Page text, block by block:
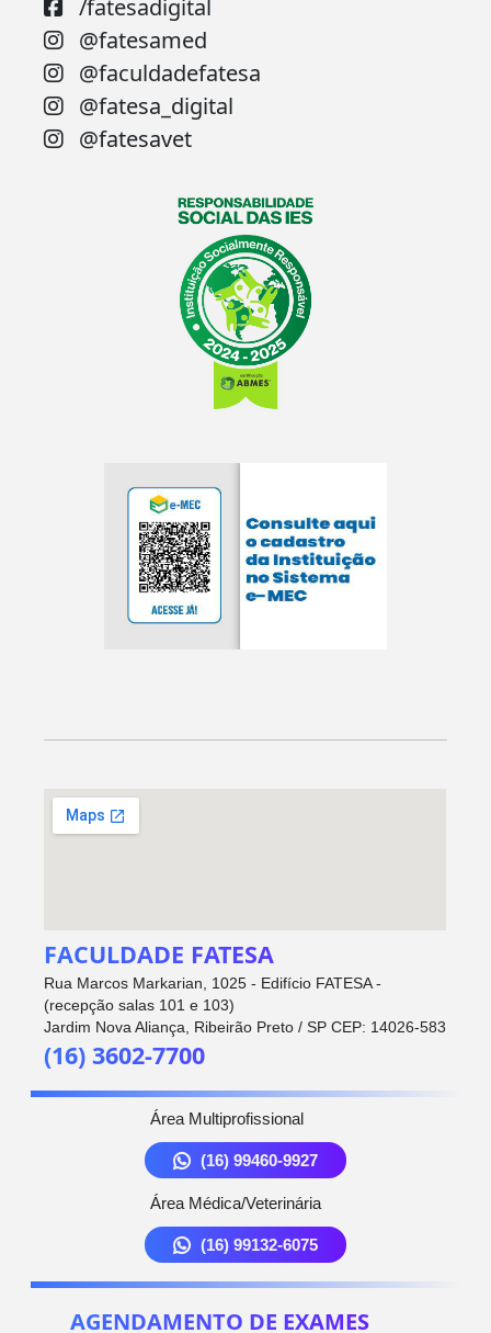
/fatesadigital
@fatesamed
@faculdadefatesa
@fatesa_digital
@fatesavet
FACULDADE FATESA
Rua Marcos Markarian, 1025 - Edifício FATESA -
(recepção salas 101 e 103)
Jardim Nova Aliança, Ribeirão Preto / SP CEP: 14026-583
(16) 3602-7700
Área Multiprofissional
(16) 99460-9927
Área Médica/Veterinária
(16) 99132-6075
AGENDAMENTO DE EXAMES